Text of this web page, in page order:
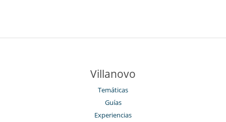
Villanovo
Temáticas
Guías
Experiencias